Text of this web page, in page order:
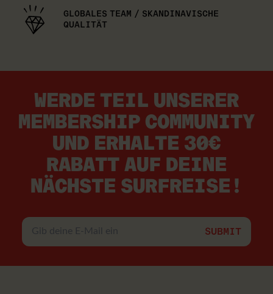
GLOBALES TEAM / SKANDINAVISCHE
QUALITÄT
WERDE TEIL UNSERER
MEMBERSHIP COMMUNITY
UND ERHALTE 30€
RABATT AUF DEINE
NÄCHSTE SURFREISE!
Gib
deine
E-